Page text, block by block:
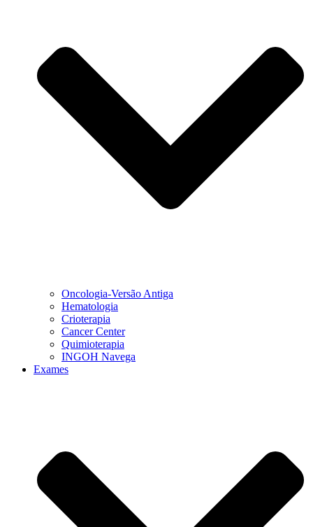
Oncologia-Versão Antiga
Hematologia
Crioterapia
Cancer Center
Quimioterapia
INGOH Navega
Exames